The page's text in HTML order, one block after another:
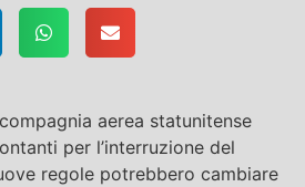
aerea statunitense
per l’interruzione del
regole potrebbero cambiare